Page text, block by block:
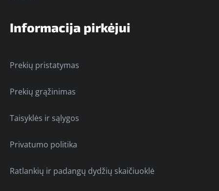
Informacija pirkėjui
Prekių pristatymas
Prekių grąžinimas
Taisyklės ir sąlygos
Privatumo politika
Ratlankių ir padangų dydžių skaičiuoklė